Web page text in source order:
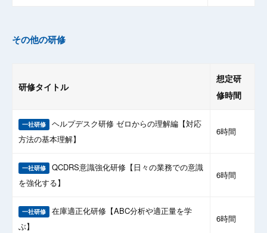
その他の研修
研修タイトル
想定研
修時間
一社研修 ヘルプデスク研修 ゼロからの理解編【対応
方法の基本理解】
6時間
一社研修 QCDRS意識強化研修【日々の業務での意識
を強化する】
6時間
一社研修 在庫適正化研修【ABC分析や適正量を学
ぶ】
6時間